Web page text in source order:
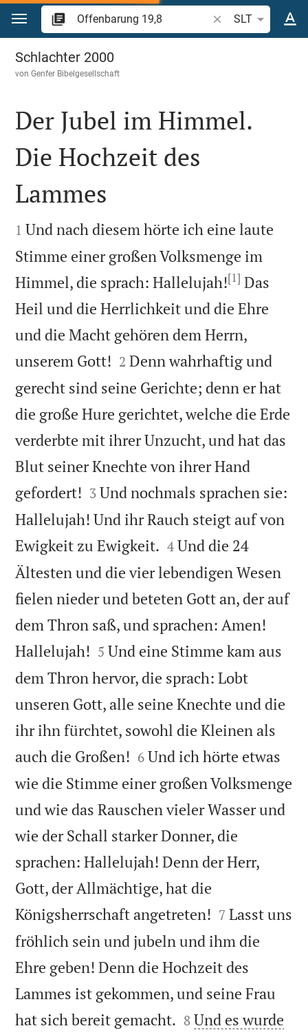
Zum Inhalt springen
Bibelstelle oder
SLT
Offenbarung 19
Schlachter 2000
vonGenfer Bibelgesellschaft

Der Jubel im Himmel.
Die Hochzeit des
Lammes

1 Und nach diesem hörte ich eine laute
Stimme einer großen Volksmenge im
Himmel, die sprach: Hallelujah![1] Das
Heil und die Herrlichkeit und die Ehre
und die Macht gehören dem Herrn,
unserem Gott! 

2 Denn wahrhaftig und
gerecht sind seine Gerichte; denn er hat
die große Hure gerichtet, welche die Erde
verderbte mit ihrer Unzucht, und hat das
Blut seiner Knechte von ihrer Hand
gefordert! 

3 Und nochmals sprachen sie:
Hallelujah! Und ihr Rauch steigt auf von
Ewigkeit zu Ewigkeit. 

4 Und die 24
Ältesten und die vier lebendigen Wesen
fielen nieder und beteten Gott an, der auf
dem Thron saß, und sprachen: Amen!
Hallelujah! 

5 Und eine Stimme kam aus
dem Thron hervor, die sprach: Lobt
unseren Gott, alle seine Knechte und die
ihr ihn fürchtet, sowohl die Kleinen als
auch die Großen! 

6 Und ich hörte etwas
wie die Stimme einer großen Volksmenge
und wie das Rauschen vieler Wasser und
wie der Schall starker Donner, die
sprachen: Hallelujah! Denn der Herr,
Gott, der Allmächtige, hat die
Königsherrschaft angetreten! 

7 Lasst uns
fröhlich sein und jubeln und ihm die
Ehre geben! Denn die Hochzeit des
Lammes ist gekommen, und seine Frau
hat sich bereit gemacht. 

8 Und es wurde